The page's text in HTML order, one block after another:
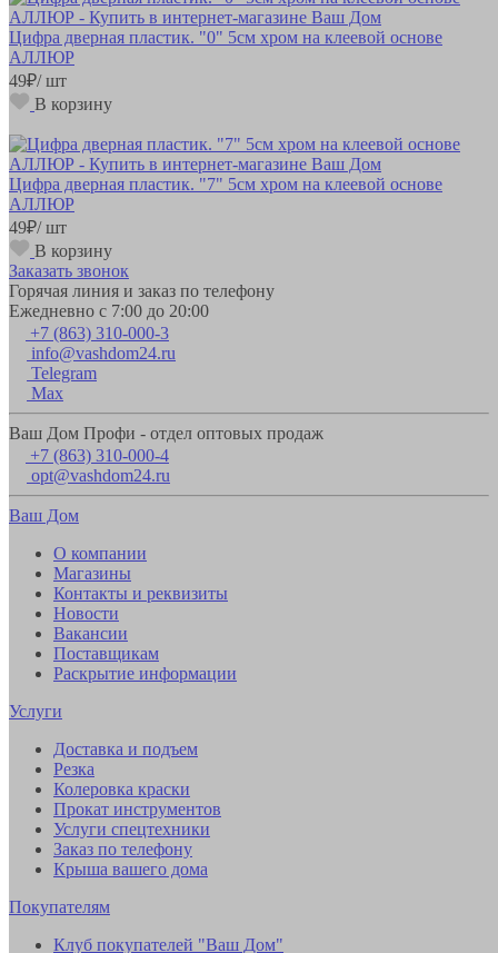
Цифра дверная пластик. "0" 5см хром на клеевой основе
АЛЛЮР
49₽/ шт
В корзину
Цифра дверная пластик. "7" 5см хром на клеевой основе
АЛЛЮР
49₽/ шт
В корзину
Заказать звонок
Горячая линия и заказ по телефону
Ежедневно с 7:00 до 20:00
+7 (863) 310-000-3
info@vashdom24.ru
Telegram
Max
Ваш Дом Профи - отдел оптовых продаж
+7 (863) 310-000-4
opt@vashdom24.ru
Ваш Дом
О компании
Магазины
Контакты и реквизиты
Новости
Вакансии
Поставщикам
Раскрытие информации
Услуги
Доставка и подъем
Резка
Колеровка краски
Прокат инструментов
Услуги спецтехники
Заказ по телефону
Крыша вашего дома
Покупателям
Клуб покупателей "Ваш Дом"